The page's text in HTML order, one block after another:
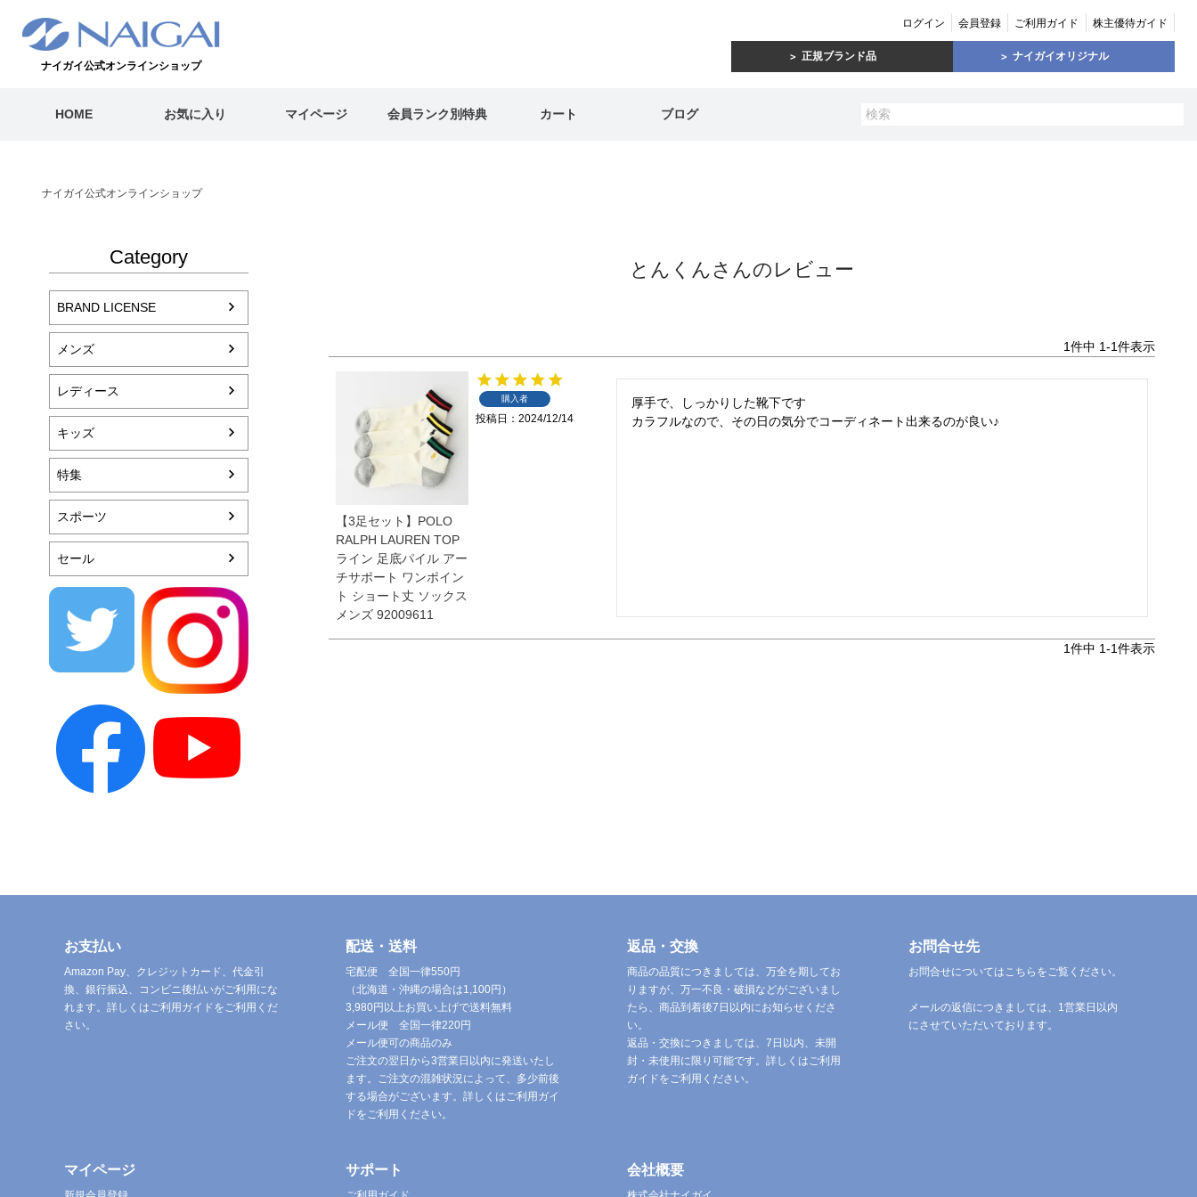
ナイガイ公式オンラインショップ
ログイン 会員登録 ご利用ガイド 株主優待ガイド
正規ブランド品 ナイガイオリジナル
HOME お気に入り マイページ 会員ランク別特典 カート ブログ
ナイガイ公式オンラインショップ
Category
BRAND LICENSE
メンズ
レディース
キッズ
特集
スポーツ
セール
とんくんさんのレビュー
1件中 1-1件表示
【3足セット】POLO
RALPH LAUREN TOP
ライン 足底パイル アー
チサポート ワンポイン
ト ショート丈 ソックス
メンズ 92009611
購入者
投稿日 2024/12/14
厚手で、しっかりした靴下です
カラフルなので、その日の気分でコーディネート出来るのが良い♪
1件中 1-1件表示
お支払い
Amazon Pay、クレジットカード、代金引
換、銀行振込、コンビニ後払いがご利用にな
れます。詳しくはご利用ガイドをご利用くだ
さい。
配送・送料
宅配便 全国一律550円
（北海道・沖縄の場合は1,100円）
3,980円以上お買い上げで送料無料
メール便 全国一律220円
メール便可の商品のみ
ご注文の翌日から3営業日以内に発送いたし
ます。ご注文の混雑状況によって、多少前後
する場合がございます。詳しくはご利用ガイ
ドをご利用ください。
返品・交換
商品の品質につきましては、万全を期してお
りますが、万一不良・破損などがございまし
たら、商品到着後7日以内にお知らせくださ
い。
返品・交換につきましては、7日以内、未開
封・未使用に限り可能です。詳しくはご利用
ガイドをご利用ください。
お問合せ先
お問合せについてはこちらをご覧ください。
メールの返信につきましては、1営業日以内
にさせていただいております。
マイページ サポート 会社概要